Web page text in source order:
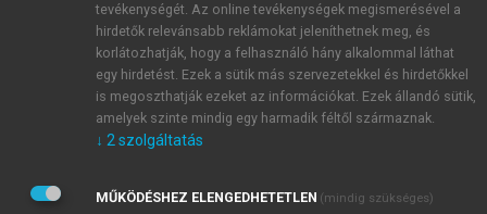
JELSZÓ ÚJRA
Kérek értesítést a MeRSZ újdonságairól, akcióiról.
Kérek értesítést az Akadémiai Kiadó Zrt. újdonságairól,
Adatkezelési tájékoztatóbanfoglaltakat tudomásul
tevékenységét. Az online tevékenységek megismerésével a
hirdetők relevánsabb reklámokat jeleníthetnek meg, és
korlátozhatják, hogy a felhasználó hány alkalommal láthat
egy hirdetést. Ezek a sütik más szervezetekkel és hirdetőkkel
is megoszthatják ezeket az információkat. Ezek állandó sütik,
amelyek szinte mindig egy harmadik féltől származnak.
↓ 2 szolgáltatás
MŰKÖDÉSHEZ ELENGEDHETETLEN (mindig szükséges)